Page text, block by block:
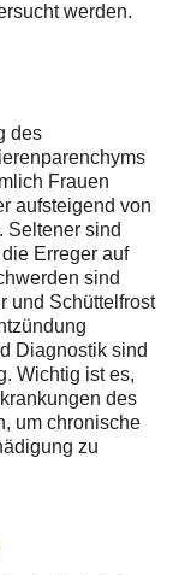
werden.
des
Frauen
aufsteigend von
Seltener sind
Erreger auf
sind
und Schüttelfrost
Diagnostik sind
Wichtig ist es,
des
um chronische
zu